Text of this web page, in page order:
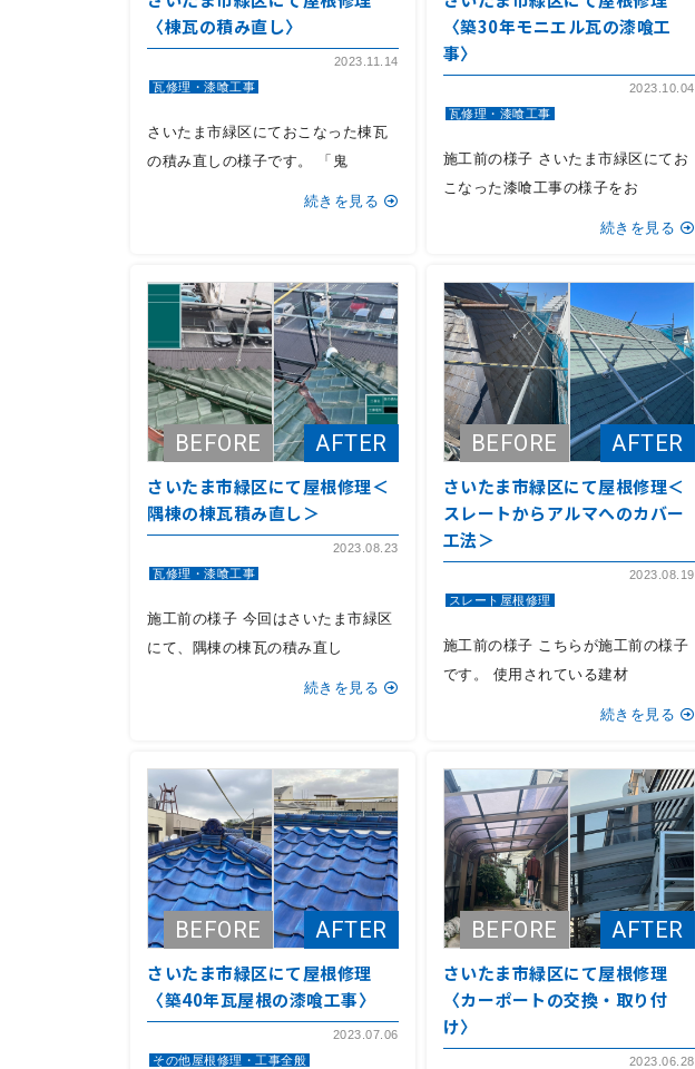
〈棟瓦の積み直し〉
2023.11.14
瓦修理・漆喰工事
さいたま市緑区にておこなった棟瓦
の積み直しの様子です。 「鬼
続きを見る
〈築30年モニエル瓦の漆喰工
事〉
2023.10.04
瓦修理・漆喰工事
施工前の様子 さいたま市緑区にてお
こなった漆喰工事の様子をお
続きを見る
さいたま市緑区にて屋根修理＜
隅棟の棟瓦積み直し＞
2023.08.23
瓦修理・漆喰工事
施工前の様子 今回はさいたま市緑区
にて、隅棟の棟瓦の積み直し
続きを見る
さいたま市緑区にて屋根修理＜
スレートからアルマへのカバー
工法＞
2023.08.19
スレート屋根修理
施工前の様子 こちらが施工前の様子
です。 使用されている建材
続きを見る
さいたま市緑区にて屋根修理
〈築40年瓦屋根の漆喰工事〉
2023.07.06
その他屋根修理・工事全般
さいたま市緑区にて屋根修理
〈カーポートの交換・取り付
け〉
2023.06.28